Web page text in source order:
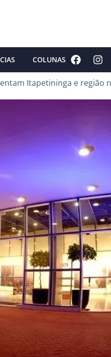
COLUNAS
Itapetininga e região